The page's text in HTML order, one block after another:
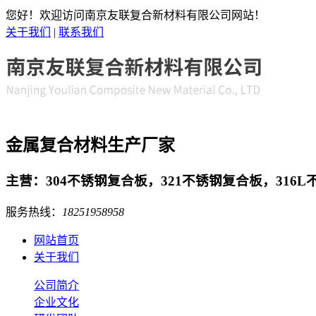
您好！欢迎访问南京友联复合新材料有限公司网站！
关于我们
| 联系我们
金属复合材料生产厂家
主营：304不锈钢复合板，321不锈钢复合板，316L
服务热线： 18251958958
网站首页
关于我们
公司简介
企业文化